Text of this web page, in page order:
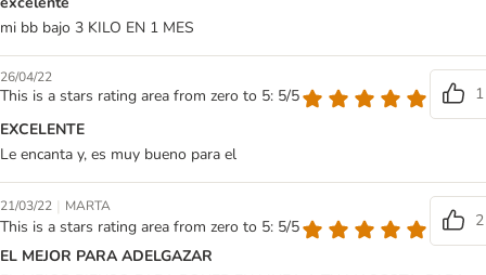
mi bb bajo 3 KILO EN 1 MES
26/04/22
This is a stars rating area from zero to 5: 5/5
1
EXCELENTE
Le encanta y, es muy bueno para el
21/03/22 | MARTA
This is a stars rating area from zero to 5: 5/5
2
EL MEJOR PARA ADELGAZAR